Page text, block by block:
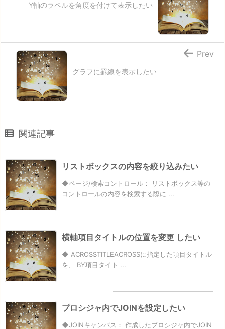
Y軸のラベルを角度を付けて表示したい
グラフに罫線を表示したい
Prev
関連記事
リストボックスの内容を絞り込みたい
◆ページ/検索コントロール： リストボックス等の
コントロールの内容を検索する際に ...
横軸項目タイトルの位置を変更 したい
◆ ACROSSTITLEACROSSに指定した項目タイトル
を、 BY項目タイト ...
プロシジャ内でJOINを設定したい
◆JOINキャンバス： 作成したプロシジャ内でJOIN